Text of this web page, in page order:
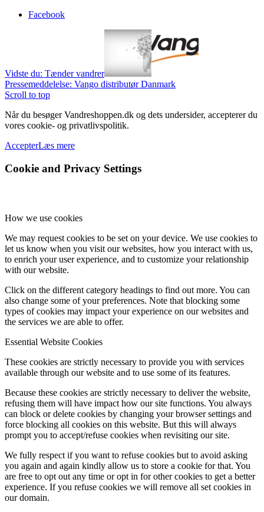
Facebook
Vidste du: Tænder vandrer
Pressemeddelelse: Vango distributør Danmark
Scroll to top
Når du besøger Vandreshoppen.dk og dets undersider, accepterer du
vores cookie- og privatlivspolitik.
AccepterLæs mere
Cookie and Privacy Settings
How we use cookies
We may request cookies to be set on your device. We use cookies to
let us know when you visit our websites, how you interact with us,
to enrich your user experience, and to customize your relationship
with our website.
Click on the different category headings to find out more. You can
also change some of your preferences. Note that blocking some
types of cookies may impact your experience on our websites and
the services we are able to offer.
Essential Website Cookies
These cookies are strictly necessary to provide you with services
available through our website and to use some of its features.
Because these cookies are strictly necessary to deliver the website,
refusing them will have impact how our site functions. You always
can block or delete cookies by changing your browser settings and
force blocking all cookies on this website. But this will always
prompt you to accept/refuse cookies when revisiting our site.
We fully respect if you want to refuse cookies but to avoid asking
you again and again kindly allow us to store a cookie for that. You
are free to opt out any time or opt in for other cookies to get a better
experience. If you refuse cookies we will remove all set cookies in
our domain.